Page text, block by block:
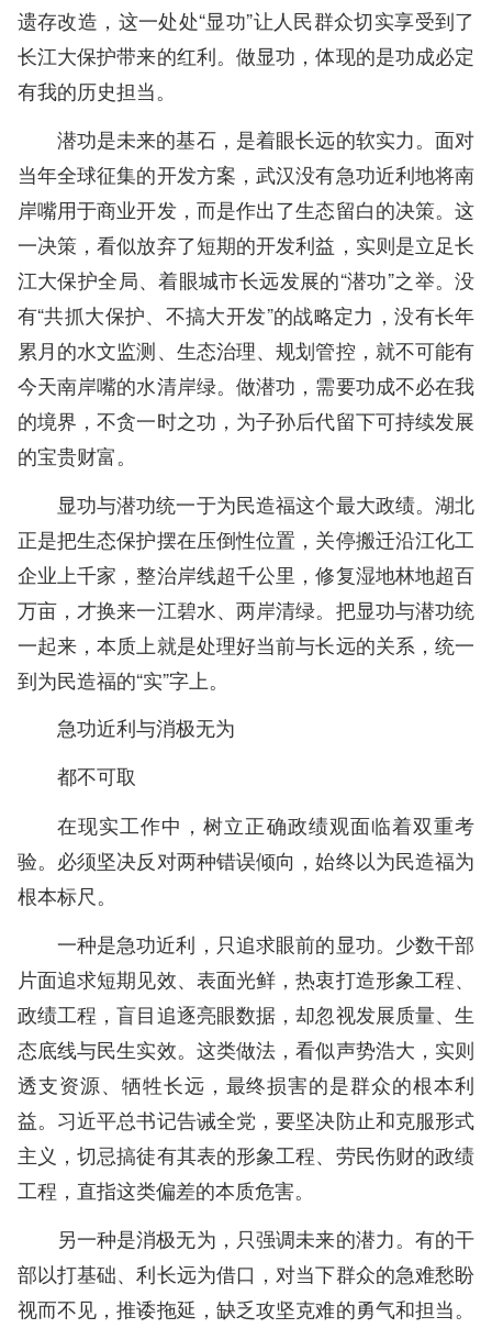
遗存改造，这一处处“显功”让人民群众切实享受到了
长江大保护带来的红利。做显功，体现的是功成必定
有我的历史担当。
潜功是未来的基石，是着眼长远的软实力。面对
当年全球征集的开发方案，武汉没有急功近利地将南
岸嘴用于商业开发，而是作出了生态留白的决策。这
一决策，看似放弃了短期的开发利益，实则是立足长
江大保护全局、着眼城市长远发展的“潜功”之举。没
有“共抓大保护、不搞大开发”的战略定力，没有长年
累月的水文监测、生态治理、规划管控，就不可能有
今天南岸嘴的水清岸绿。做潜功，需要功成不必在我
的境界，不贪一时之功，为子孙后代留下可持续发展
的宝贵财富。
显功与潜功统一于为民造福这个最大政绩。湖北
正是把生态保护摆在压倒性位置，关停搬迁沿江化工
企业上千家，整治岸线超千公里，修复湿地林地超百
万亩，才换来一江碧水、两岸清绿。把显功与潜功统
一起来，本质上就是处理好当前与长远的关系，统一
到为民造福的“实”字上。
急功近利与消极无为
都不可取
在现实工作中，树立正确政绩观面临着双重考
验。必须坚决反对两种错误倾向，始终以为民造福为
根本标尺。
一种是急功近利，只追求眼前的显功。少数干部
片面追求短期见效、表面光鲜，热衷打造形象工程、
政绩工程，盲目追逐亮眼数据，却忽视发展质量、生
态底线与民生实效。这类做法，看似声势浩大，实则
透支资源、牺牲长远，最终损害的是群众的根本利
益。习近平总书记告诫全党，要坚决防止和克服形式
主义，切忌搞徒有其表的形象工程、劳民伤财的政绩
工程，直指这类偏差的本质危害。
另一种是消极无为，只强调未来的潜力。有的干
部以打基础、利长远为借口，对当下群众的急难愁盼
视而不见，推诿拖延，缺乏攻坚克难的勇气和担当。